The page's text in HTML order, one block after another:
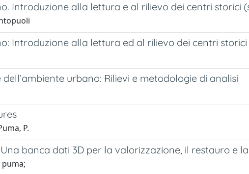
Introduzione alla lettura e al rilievo dei centri storici
Introduzione alla lettura ed al rilievo dei centri storici
urbano: Rilievi e metodologie di analisi
P.
banca dati 3D per la valorizzazione, il restauro e
puma;